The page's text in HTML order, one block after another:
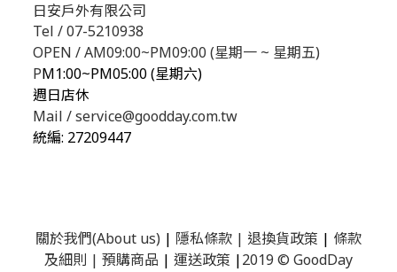
日安戶外有限公司
Tel / 07-5210938
OPEN / AM09:00~PM09:00 (星期一 ~ 星期五)
PM1:00~PM05:00 (星期六)
週日店休
Mail / service@goodday.com.tw
統編: 27209447
關於我們(About us) | 隱私條款 | 退換貨政策 | 條款
及細則 | 預購商品 | 運送政策 |2019 © GoodDay